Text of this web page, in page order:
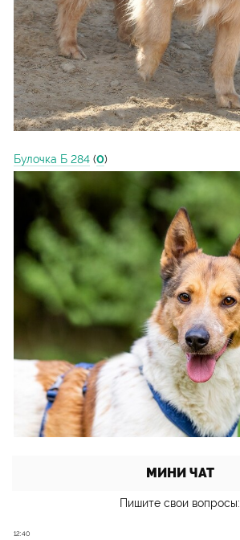
Булочка Б 284 (0)
МИНИ ЧАТ
Пишите свои вопросы: